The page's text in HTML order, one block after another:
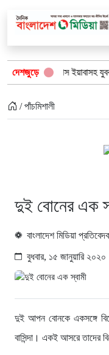
দেশজুড়ে১৫ পিস ইয়াবাসহ যুবক
/ পাঁচমিশালী
দুই বোনের এক
বাংলাদেশ মিডিয়া
বুধবার, ১৫ জানুয়ারি
দুই আপন বোনকে একসঙ্গে
বাসিন্দা। একই আসরে তাদের